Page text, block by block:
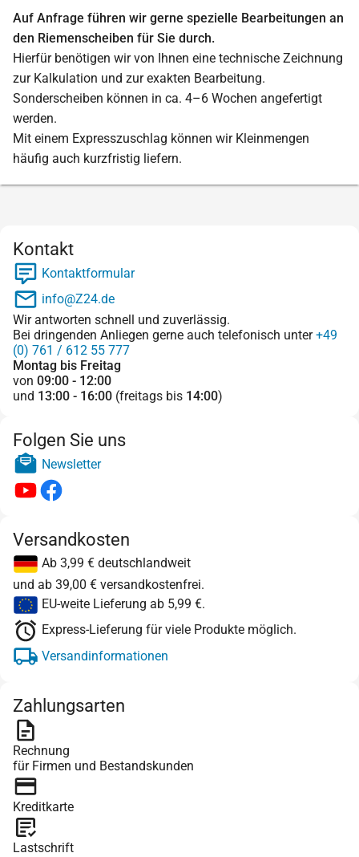
Auf Anfrage führen wir gerne spezielle Bearbeitungen an
den Riemenscheiben für Sie durch.
Hierfür benötigen wir von Ihnen eine technische Zeichnung
zur Kalkulation und zur exakten Bearbeitung.
Sonderscheiben können in ca. 4–6 Wochen angefertigt
werden.
Mit einem Expresszuschlag können wir Kleinmengen
häufig auch kurzfristig liefern.
Kontakt
Kontaktformular
info@Z24.de
Wir antworten schnell und zuverlässig.
Bei dringenden Anliegen gerne auch telefonisch unter+49
(0) 761 / 612 55 777
Montag bis Freitag
von 09:00 - 12:00
und 13:00 - 16:00 (freitags bis 14:00)
Folgen Sie uns
Newsletter
Versandkosten
Ab 3,99 € deutschlandweit
und ab 39,00 € versandkostenfrei.
EU-weite Lieferung ab 5,99 €.
Express-Lieferung für viele Produkte möglich.
Versandinformationen
Zahlungsarten
Rechnung
für Firmen und Bestandskunden
Kreditkarte
Lastschrift